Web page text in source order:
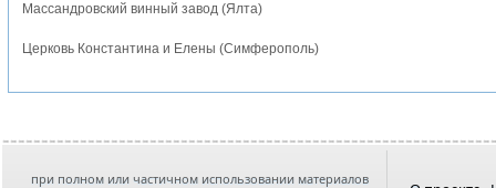
Массандровский винный завод (Ялта)
Церковь Константина и Елены (Симферополь)
при полном или частичном использовании материалов